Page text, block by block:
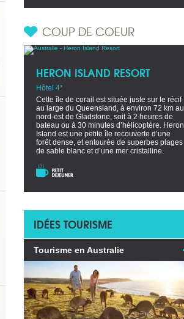
COUP DE COEUR
HERON ISLAND RESORT
Hôtel 4*
Cette île de corail est située juste sur le récif
au large du Queensland, à environ 72 km au
nord-est de Gladstone, soit à 2 heures de
bateau ou à 30 minutes d’hélicoptère. Heron
Island est une petite île recouverte d’une
forêt dense, et entourée de superbes plages
de sable blanc et d’une mer cristalline.
IDÉES TOURISME
Tourisme en Australie